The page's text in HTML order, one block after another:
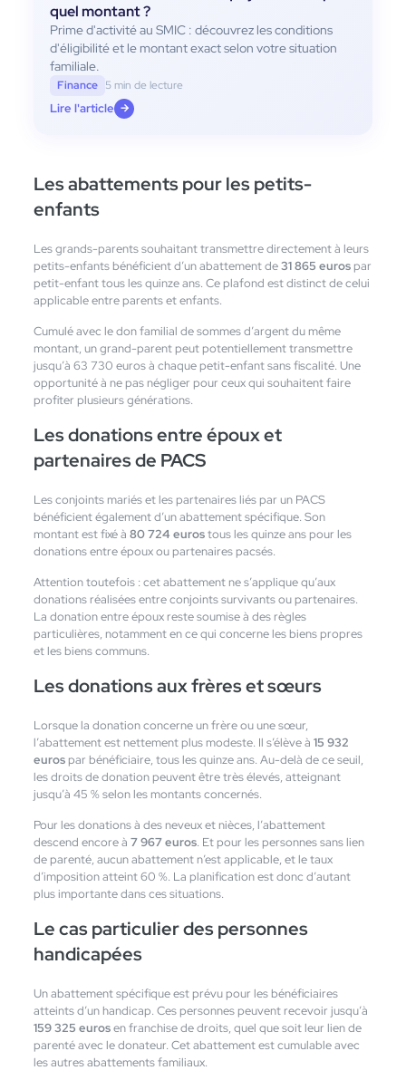
quel montant ?
Prime d'activité au SMIC : découvrez les conditions
d'éligibilité et le montant exact selon votre situation
familiale.
Finance 5 min de lecture
Lire l'article →
Les abattements pour les petits-
enfants
Les grands-parents souhaitant transmettre directement à leurs
petits-enfants bénéficient d’un abattement de31 865 eurospar
petit-enfant tous les quinze ans. Ce plafond est distinct de celui
applicable entre parents et enfants.
Cumulé avec le don familial de sommes d’argent du même
montant, un grand-parent peut potentiellement transmettre
jusqu’à 63 730 euros à chaque petit-enfant sans fiscalité. Une
opportunité à ne pas négliger pour ceux qui souhaitent faire
profiter plusieurs générations.
Les donations entre époux et
partenaires de PACS
Les conjoints mariés et les partenaires liés par un PACS
bénéficient également d’un abattement spécifique. Son
montant est fixé à 80 724 eurostous les quinze ans pour les
donations entre époux ou partenaires pacsés.
Attention toutefois : cet abattement ne s’applique qu’aux
donations réalisées entre conjoints survivants ou partenaires.
La donation entre époux reste soumise à des règles
particulières, notamment en ce qui concerne les biens propres
et les biens communs.
Les donations aux frères et sœurs
Lorsque la donation concerne un frère ou une sœur,
l’abattement est nettement plus modeste. Il s’élève à 15 932
eurospar bénéficiaire, tous les quinze ans. Au-delà de ce seuil,
les droits de donation peuvent être très élevés, atteignant
jusqu’à 45 % selon les montants concernés.
Pour les donations à des neveux et nièces, l’abattement
descend encore à 7 967 euros. Et pour les personnes sans lien
de parenté, aucun abattement n’est applicable, et le taux
d’imposition atteint 60 %. La planification est donc d’autant
plus importante dans ces situations.
Le cas particulier des personnes
handicapées
Un abattement spécifique est prévu pour les bénéficiaires
atteints d’un handicap. Ces personnes peuvent recevoir jusqu’à
159 325 eurosen franchise de droits, quel que soit leur lien de
parenté avec le donateur. Cet abattement est cumulable avec
les autres abattements familiaux.